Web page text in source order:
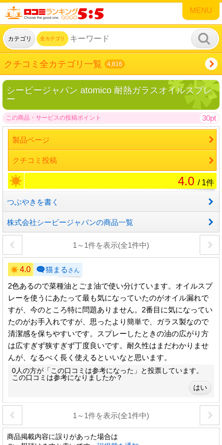
MENU
カテゴリ 全カテゴリ
クチコミ全カテゴリ一覧 4,816
シービージャパン atomico 耐熱ガラスオイルスプレ
ー
この商品・サービスの投稿ポイント 30pt
製品ページ
クチコミ投稿
4.0 / 1件
つぶやきを書く
株式会社シービージャパンの商品一覧
1～1件を表示(全1件中)
4.0 猫まる さん
2色あるので菜種油とごま油で使い分けています。オイルスプ
レーを使うにあたって最も気になっていたのがオイル漏れで
すが、今のところ特に問題ありません。2番目に気になってい
たのがお手入れですが、思ったより簡単で、ガラス製なので
清潔感を保ちやすいです。スプレーしたときの油の広がり方
は広すぎず狭すぎず丁度良いです。耐久性はまだわかりませ
んが、なるべく長く使えるといいなと思います。
0人の方が「この口コミは参考になった」と投票しています。
この口コミは参考になりましたか？
1～1件を表示(全1件中)
商品掲載内容に誤りがあった場合は